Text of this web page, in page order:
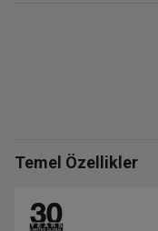
Temel Özellikler